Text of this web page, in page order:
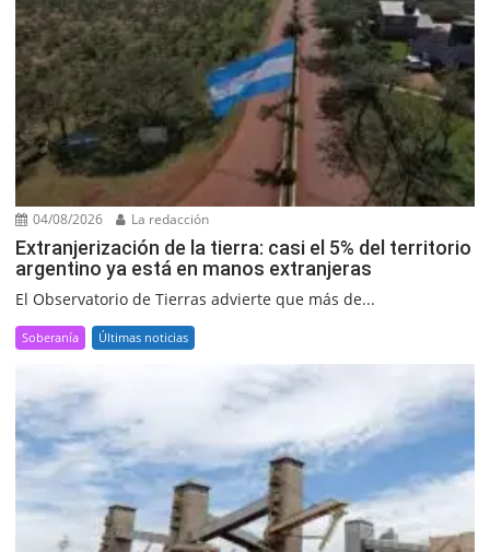
04/08/2026 La redacción
Extranjerización de la tierra: casi el 5% del territorio
argentino ya está en manos extranjeras
El Observatorio de Tierras advierte que más de...
Soberanía Últimas noticias